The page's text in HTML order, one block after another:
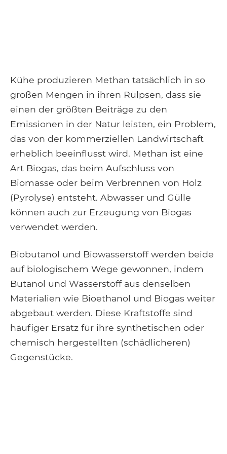
Kühe produzieren Methan tatsächlich in so
großen Mengen in ihren Rülpsen, dass sie
einen der größten Beiträge zu den
Emissionen in der Natur leisten, ein Problem,
das von der kommerziellen Landwirtschaft
erheblich beeinflusst wird. Methan ist eine
Art Biogas, das beim Aufschluss von
Biomasse oder beim Verbrennen von Holz
(Pyrolyse) entsteht. Abwasser und Gülle
können auch zur Erzeugung von Biogas
verwendet werden.
Biobutanol und Biowasserstoff werden beide
auf biologischem Wege gewonnen, indem
Butanol und Wasserstoff aus denselben
Materialien wie Bioethanol und Biogas weiter
abgebaut werden. Diese Kraftstoffe sind
häufiger Ersatz für ihre synthetischen oder
chemisch hergestellten (schädlicheren)
Gegenstücke.